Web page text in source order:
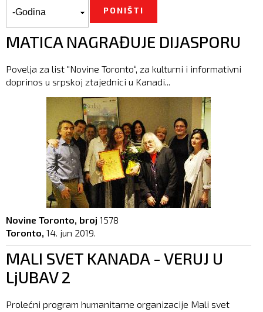
MATICA NAGRAĐUJE DIJASPORU
Povelja za list "Novine Toronto“, za kulturni i informativni
doprinos u srpskoj ztajednici u Kanadi...
Novine Toronto, broj 1578
Toronto, 14. jun 2019.
MALI SVET KANADA - VERUJ U
LjUBAV 2
Prolećni program humanitarne organizacije Mali svet